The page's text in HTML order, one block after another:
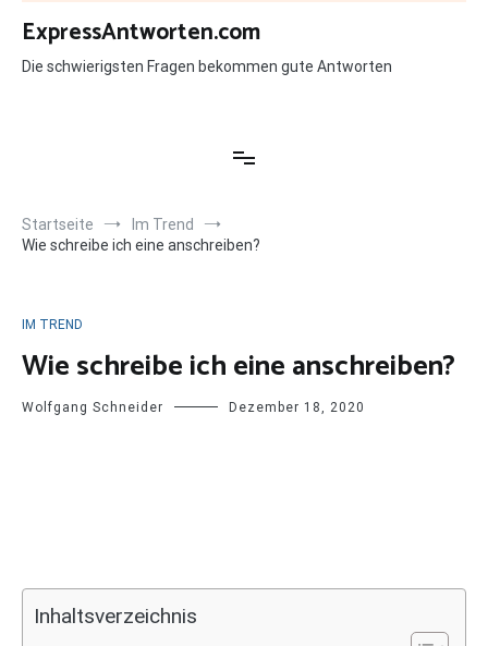
Zum
Inhalt
springen
ExpressAntworten.com
Die schwierigsten Fragen bekommen gute Antworten
Startseite
Im Trend
Wie schreibe ich eine anschreiben?
IM TREND
Wie schreibe ich eine anschreiben?
Wolfgang Schneider Dezember 18, 2020
Inhaltsverzeichnis